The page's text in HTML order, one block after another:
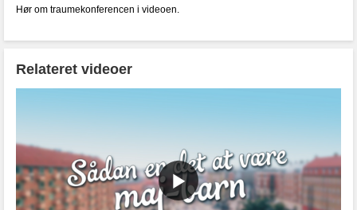
Hør om traumekonferencen i videoen.
Relateret videoer